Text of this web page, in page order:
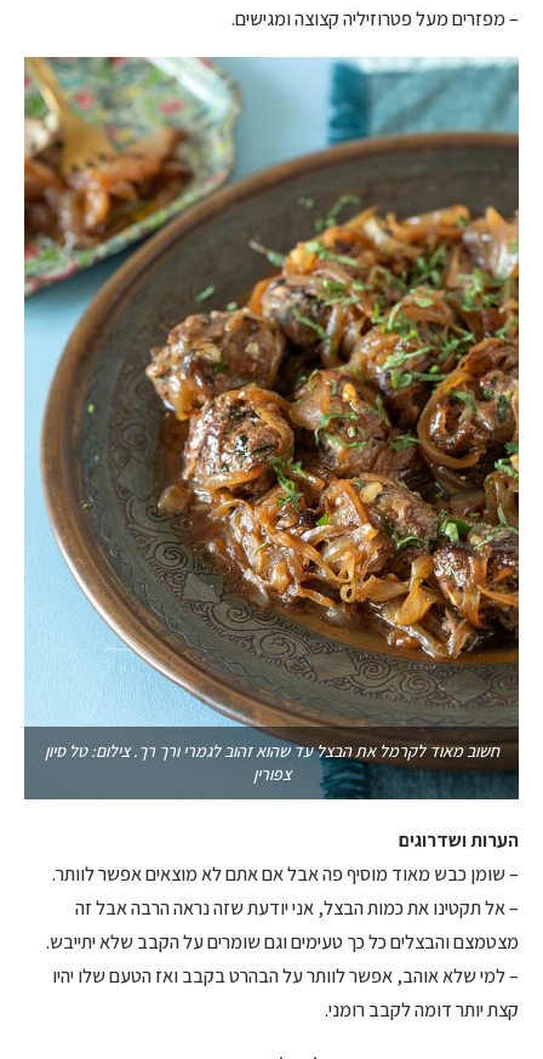
– מפזרים מעל פטרוזיליה קצוצה ומגישים.
חשוב מאוד לקרמל את הבצל עד שהוא זהוב לגמרי ורך רך. צילום: טל סיון
צפורין
הערות ושדרוגים
– שומן כבש מאוד מוסיף פה אבל אם אתם לא מוצאים אפשר לוותר.
– אל תקטינו את כמות הבצל, אני יודעת שזה נראה הרבה אבל זה
מצטמצם והבצלים כל כך טעימים וגם שומרים על הקבב שלא יתייבש.
– למי שלא אוהב, אפשר לוותר על הבהרט בקבב ואז הטעם שלו יהיו
קצת יותר דומה לקבב רומני.